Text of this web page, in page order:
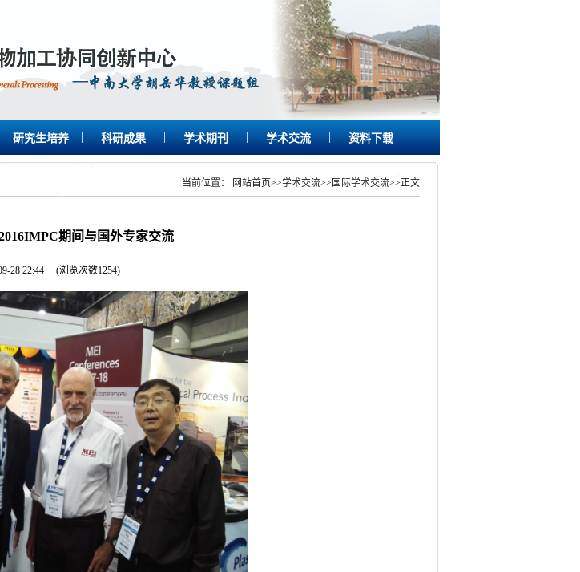
研究生培养 | 科研成果 | 学术期刊 | 学术交流 | 资料下载
当前位置： 网站首页>>学术交流>> 国际学术交流>>正文
期间与国外专家交流
28 22:44 (浏览次数1254)